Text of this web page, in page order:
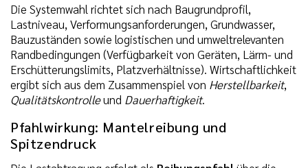
Die Systemwahl richtet sich nach Baugrundprofil,
Lastniveau, Verformungsanforderungen, Grundwasser,
Bauzuständen sowie logistischen und umweltrelevanten
Randbedingungen (Verfügbarkeit von Geräten, Lärm- und
Erschütterungslimits, Platzverhältnisse). Wirtschaftlichkeit
ergibt sich aus dem Zusammenspiel von Herstellbarkeit,
Qualitätskontrolleund Dauerhaftigkeit.
Pfahlwirkung: Mantelreibung und
Spitzendruck